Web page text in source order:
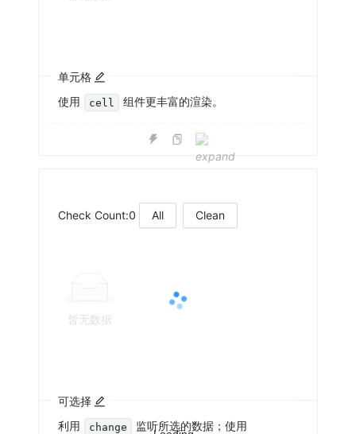
单元格
使用
cell 组件更丰富的渲染。
Check Count:0 All Clean
暂无数据
可选择
利用
change 监听所选的数据；使用